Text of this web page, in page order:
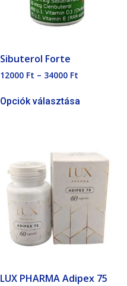
Sibuterol Forte
12000 Ft – 34000 Ft
Opciók választása
LUX PHARMA Adipex 75